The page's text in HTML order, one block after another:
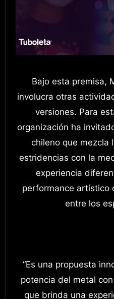
Bajo esta premisa,
involucra otras
versiones. Para
organización ha
chileno que mezcla
estridencias con la
experiencia
performance artístico
entre los
“Es una propuesta
potencia del metal
que brinda una